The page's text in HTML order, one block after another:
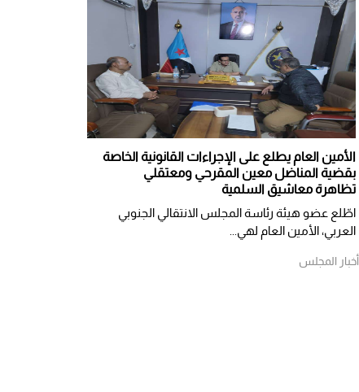
الأمين العام يطلع على الإجراءات القانونية الخاصة
بقضية المناضل معين المقرحي ومعتقلي
تظاهرة معاشيق السلمية
اطّلع عضو هيئة رئاسة المجلس الانتقالي الجنوبي
العربي، الأمين العام لهي...
أخبار المجلس